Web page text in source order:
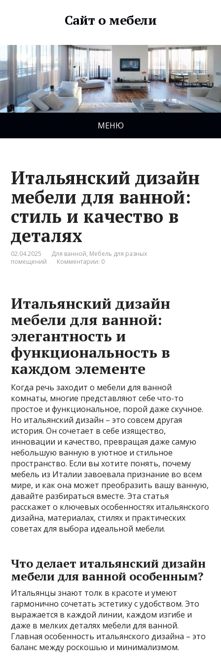
Сайт о мебели
МЕНЮ
Итальянский дизайн
мебели для ванной:
стиль и качество в
деталях
02.04.2025 Для ванной, Мебель для разных
помещений
Комментарии: 0
Итальянский дизайн
мебели для ванной:
элегантность и
функциональность в
каждом элементе
Когда речь заходит о мебели для ванной
комнаты, многие представляют себе что-то
простое и функциональное, порой даже скучное.
Но итальянский дизайн – это совсем другая
история. Он сочетает в себе изящество,
инновации и качество, превращая даже самую
небольшую ванную в уютное и стильное
пространство. Если вы хотите понять, почему
мебель из Италии завоевала признание во всем
мире, и как она может преобразить вашу ванную,
давайте разбираться вместе. Эта статья
расскажет о ключевых особенностях итальянского
дизайна, материалах, стилях и практических
советах для выбора идеальной мебели.
Что делает итальянский дизайн
мебели для ванной особенным?
Итальянцы знают толк в красоте и умеют
гармонично сочетать эстетику с удобством. Это
выражается в каждой линии, каждом изгибе и
даже в мелких деталях мебели для ванной.
Главная особенность итальянского дизайна – это
баланс между роскошью и минимализмом.